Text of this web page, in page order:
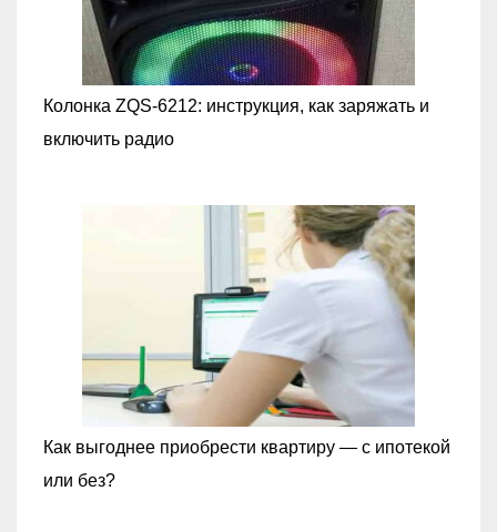
Колонка ZQS-6212: инструкция, как заряжать и
включить радио
Как выгоднее приобрести квартиру — с ипотекой
или без?